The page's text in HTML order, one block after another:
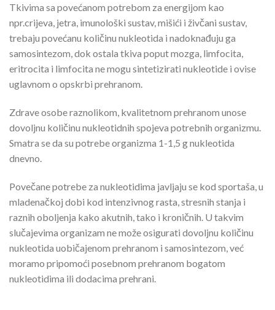
Tkivima sa povećanom potrebom za energijom kao
npr.crijeva, jetra, imunološki sustav, mišići i živčani sustav,
trebaju povećanu količinu nukleotida i nadoknađuju ga
samosintezom, dok ostala tkiva poput mozga, limfocita,
eritrocita i limfocita ne mogu sintetizirati nukleotide i ovise
uglavnom o opskrbi prehranom.
Zdrave osobe raznolikom, kvalitetnom prehranom unose
dovoljnu količinu nukleotidnih spojeva potrebnih organizmu.
Smatra se da su potrebe organizma 1-1,5 g nukleotida
dnevno.
Povečane potrebe za nukleotidima javljaju se kod sportaša, u
mladenačkoj dobi kod intenzivnog rasta, stresnih stanja i
raznih oboljenja kako akutnih, tako i kroničnih. U takvim
slučajevima organizam ne može osigurati dovoljnu količinu
nukleotida uobičajenom prehranom i samosintezom, već
moramo pripomoći posebnom prehranom bogatom
nukleotidima ili dodacima prehrani.